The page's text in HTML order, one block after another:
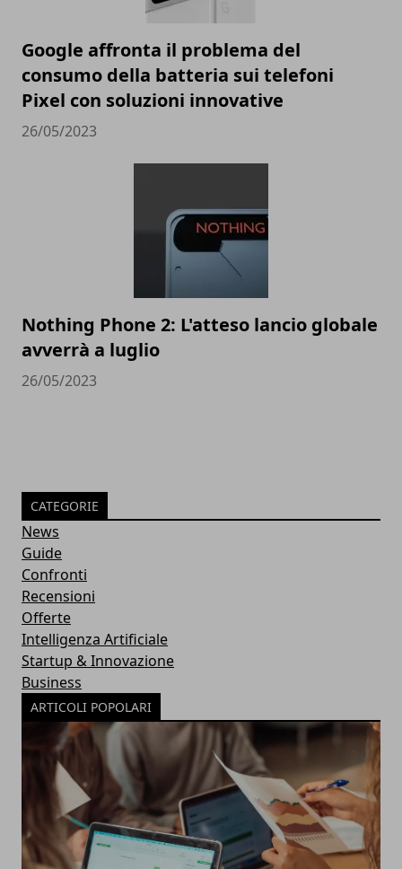
Google affronta il problema del
consumo della batteria sui telefoni
Pixel con soluzioni innovative
26/05/2023
Nothing Phone 2: L'atteso lancio globale
avverrà a luglio
26/05/2023
CATEGORIE
News
Guide
Confronti
Recensioni
Offerte
Intelligenza Artificiale
Startup & Innovazione
Business
ARTICOLI POPOLARI